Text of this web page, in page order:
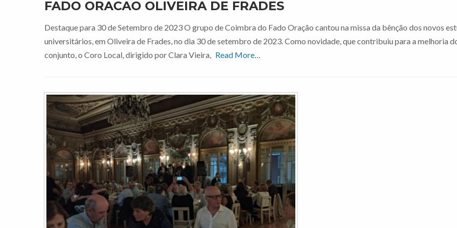
FADO ORACAO OLIVEIRA DE FRADES
Destaque para 30 de Setembro de 2023 O grupo de Coimbra do Fado Oração cantou na missa da bênção dos novos
universitários, em Oliveira de Frades, no dia 30 de setembro de 2023. Como novidade, que contribuiu para a melhoria
conjunto, o Coro Local, dirigido por Clara Vieira, Read More…